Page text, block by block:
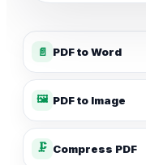
📄 PDF to Word
🖼️ PDF to Image
🗜️ Compress PDF